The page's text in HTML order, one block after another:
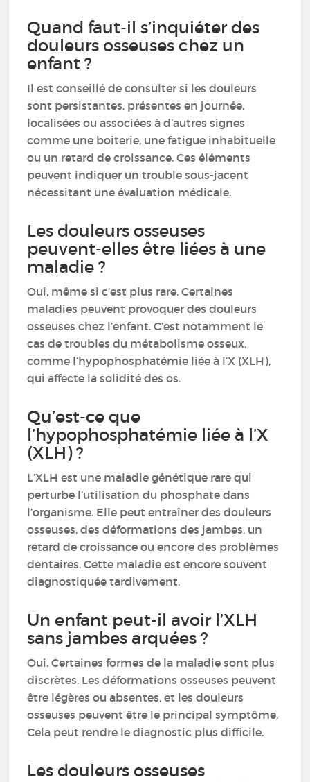
Quand faut-il s’inquiéter des
douleurs osseuses chez un
enfant ?
Il est conseillé de consulter si les douleurs
sont persistantes, présentes en journée,
localisées ou associées à d’autres signes
comme une boiterie, une fatigue inhabituelle
ou un retard de croissance. Ces éléments
peuvent indiquer un trouble sous-jacent
nécessitant une évaluation médicale.
Les douleurs osseuses
peuvent-elles être liées à une
maladie ?
Oui, même si c’est plus rare. Certaines
maladies peuvent provoquer des douleurs
osseuses chez l’enfant. C’est notamment le
cas de troubles du métabolisme osseux,
comme l’hypophosphatémie liée à l’X (XLH),
qui affecte la solidité des os.
Qu’est-ce que
l’hypophosphatémie liée à l’X
(XLH) ?
L’XLH est une maladie génétique rare qui
perturbe l’utilisation du phosphate dans
l’organisme. Elle peut entraîner des douleurs
osseuses, des déformations des jambes, un
retard de croissance ou encore des problèmes
dentaires. Cette maladie est encore souvent
diagnostiquée tardivement.
Un enfant peut-il avoir l’XLH
sans jambes arquées ?
Oui. Certaines formes de la maladie sont plus
discrètes. Les déformations osseuses peuvent
être légères ou absentes, et les douleurs
osseuses peuvent être le principal symptôme.
Cela peut rendre le diagnostic plus difficile.
Les douleurs osseuses